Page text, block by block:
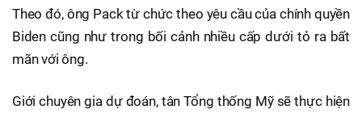
Theo đó, ông Pack từ chức theo yêu cầu của chính quyền
Biden cũng như trong bối cảnh nhiều cấp dưới tỏ ra bất
mãn với ông.
Giới chuyên gia dự đoán, tân Tổng thống Mỹ sẽ thực hiện